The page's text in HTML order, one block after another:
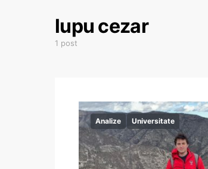
lupu cezar
1 post
Analize Universitate